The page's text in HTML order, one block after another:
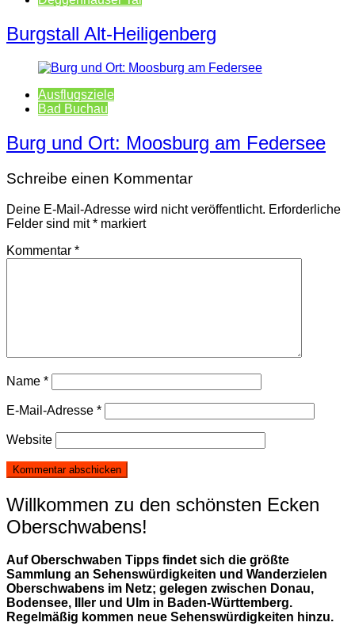
Burgstall Alt-Heiligenberg
Ausflugsziele
Bad Buchau
Burg und Ort: Moosburg am Federsee
Schreibe einen Kommentar
Deine E-Mail-Adresse wird nicht veröffentlicht. Erforderliche
Felder sind mit* markiert
Kommentar *
Name *
E-Mail-Adresse *
Website
Willkommen zu den schönsten Ecken
Oberschwabens!
Auf Oberschwaben Tipps findet sich die größte
Sammlung an Sehenswürdigkeiten und Wanderzielen
Oberschwabens im Netz; gelegen zwischen Donau,
Bodensee, Iller und Ulm in Baden-Württemberg.
Regelmäßig kommen neue Sehenswürdigkeiten hinzu.